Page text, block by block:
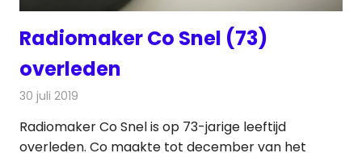
Radiomaker Co Snel (73)
overleden
30 juli 2019
Radiomaker Co Snel is op 73-jarige leeftijd
overleden. Co maakte tot december van het